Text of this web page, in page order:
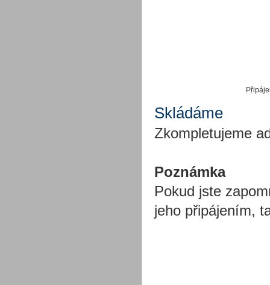
Skládáme
Zkompletujeme
Poznámka
Pokud jste
jeho připájením,